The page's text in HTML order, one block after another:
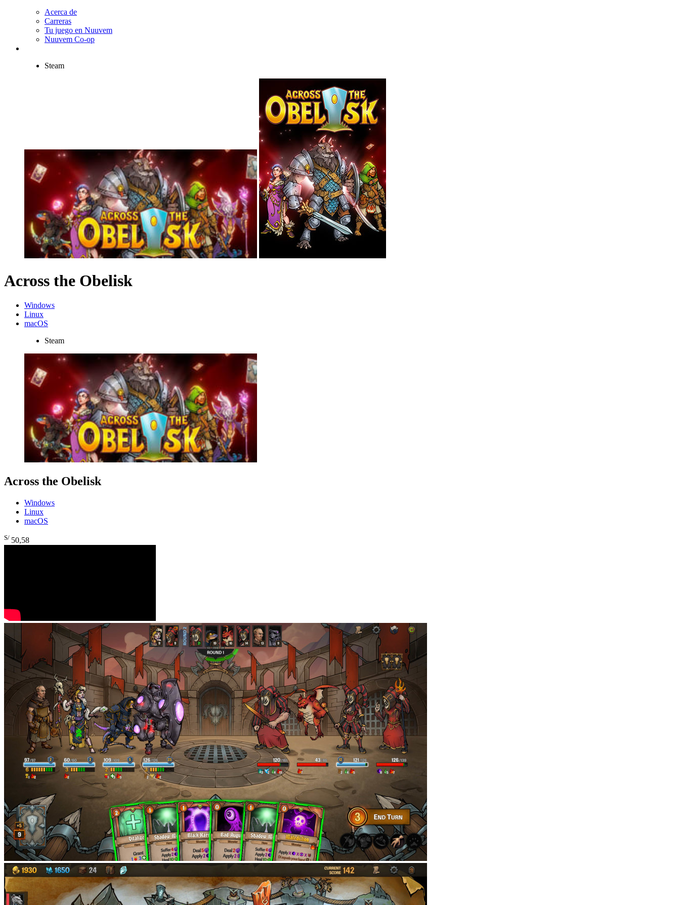
Acerca de
Carreras
Tu juego en Nuuvem
Nuuvem Co-op
Steam
Across the Obelisk
Windows
Linux
macOS
Steam
Across the Obelisk
Windows
Linux
macOS
S/ 50,58